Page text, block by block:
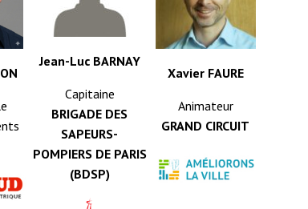
Jean-Luc BARNAY
Capitaine
BRIGADE DES
SAPEURS-
POMPIERS DE PARIS
(BDSP)
Xavier FAURE
Animateur
GRAND CIRCUIT